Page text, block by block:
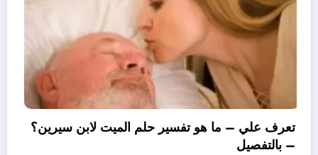
تعرف علي – ما هو تفسير حلم الميت